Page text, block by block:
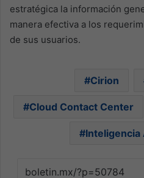
estratégica la información
manera efectiva a los
de sus usuarios.
Cirion
Cloud Contact Center
Inteligencia